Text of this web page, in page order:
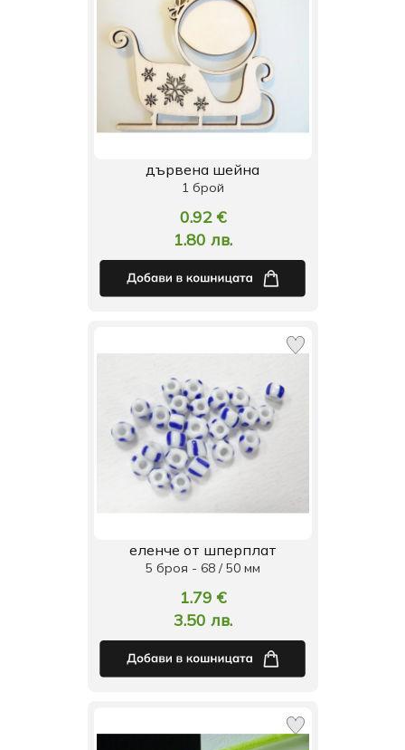
дървена шейна
1 брой
0.92 €
1.80 лв.
еленче от шперплат
5 броя - 68 / 50 мм
1.79 €
3.50 лв.